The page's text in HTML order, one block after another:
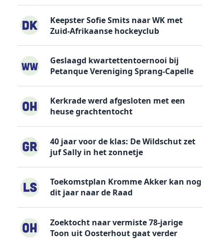
Keepster Sofie Smits naar WK met
Zuid-Afrikaanse hockeyclub
Geslaagd kwartettentoernooi bij
Petanque Vereniging Sprang-Capelle
Kerkrade werd afgesloten met een
heuse grachtentocht
40 jaar voor de klas: De Wildschut zet
juf Sally in het zonnetje
Toekomstplan Kromme Akker kan nog
dit jaar naar de Raad
Zoektocht naar vermiste 78-jarige
Toon uit Oosterhout gaat verder